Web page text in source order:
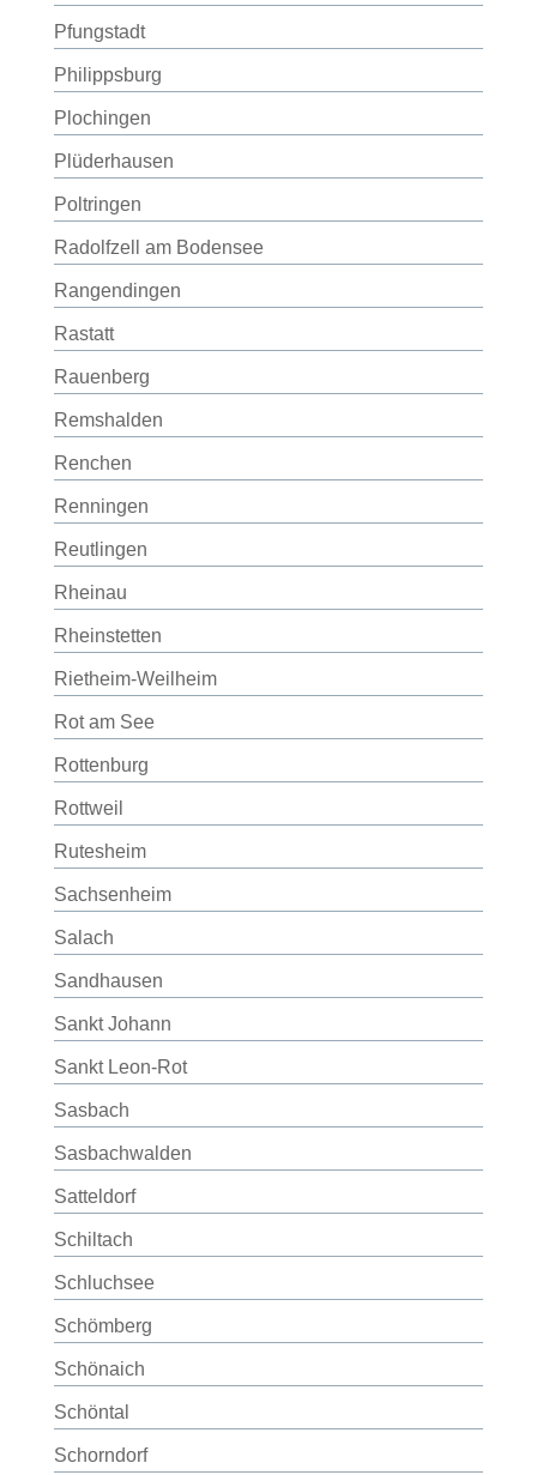
Pfungstadt
Philippsburg
Plochingen
Plüderhausen
Poltringen
Radolfzell am Bodensee
Rangendingen
Rastatt
Rauenberg
Remshalden
Renchen
Renningen
Reutlingen
Rheinau
Rheinstetten
Rietheim-Weilheim
Rot am See
Rottenburg
Rottweil
Rutesheim
Sachsenheim
Salach
Sandhausen
Sankt Johann
Sankt Leon-Rot
Sasbach
Sasbachwalden
Satteldorf
Schiltach
Schluchsee
Schömberg
Schönaich
Schöntal
Schorndorf